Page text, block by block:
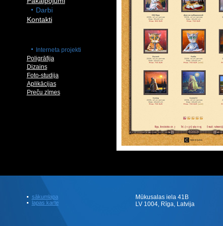
Darbi
Kontakti
Interneta projekti
Poligrāfija
Dizains
Foto-studija
Aplikācijas
Preču zīmes
sākumlapa
lapas karte
Mūkusalas iela 41B
LV 1004, Rīga, Latvija